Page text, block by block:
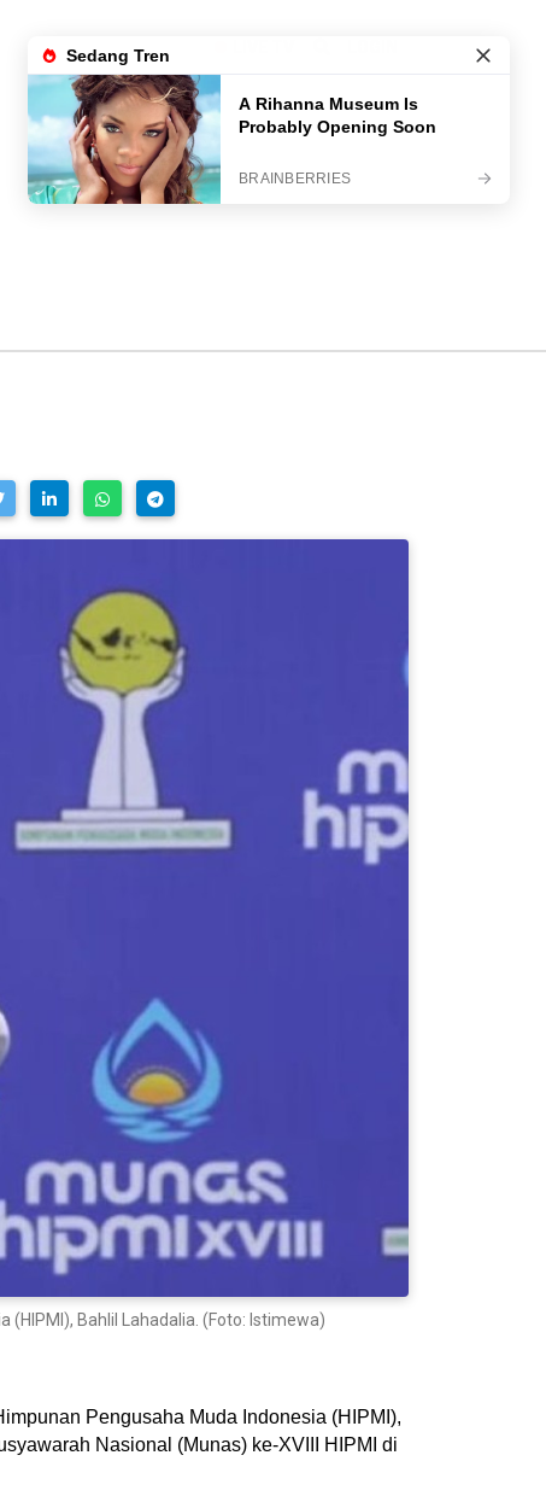
Bahlil Lahadalia. (Foto: Istimewa)
Pengusaha Muda Indonesia (HIPMI),
Nasional (Munas) ke-XVIII HIPMI di